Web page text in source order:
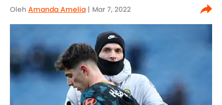
Oleh Amanda Amelia | Mar 7, 2022